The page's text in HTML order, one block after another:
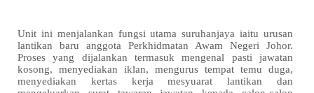
Unit ini menjalankan fungsi utama suruhanjaya iaitu urusan
lantikan baru anggota Perkhidmatan Awam Negeri Johor.
Proses yang dijalankan termasuk mengenal pasti jawatan
kosong, menyediakan iklan, mengurus tempat temu duga,
menyediakan kertas kerja mesyuarat lantikan dan